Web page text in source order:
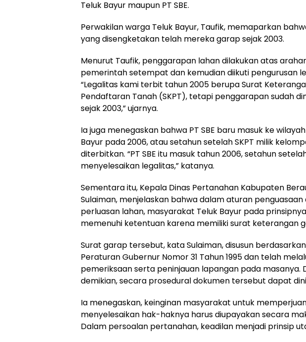
Teluk Bayur maupun PT SBE.
Perwakilan warga Teluk Bayur, Taufik, memaparkan
yang disengketakan telah mereka garap sejak 2003.
Menurut Taufik, penggarapan lahan dilakukan atas
pemerintah setempat dan kemudian diikuti pengurusan
“Legalitas kami terbit tahun 2005 berupa Surat
Pendaftaran Tanah (SKPT), tetapi penggarapan sudah
sejak 2003,” ujarnya.
Ia juga menegaskan bahwa PT SBE baru masuk ke
Bayur pada 2006, atau setahun setelah SKPT milik
diterbitkan. “PT SBE itu masuk tahun 2006, setahun
menyelesaikan legalitas,” katanya.
Sementara itu, Kepala Dinas Pertanahan Kabupaten
Sulaiman, menjelaskan bahwa dalam aturan penguasaan
perluasan lahan, masyarakat Teluk Bayur pada
memenuhi ketentuan karena memiliki surat keterangan
Surat garap tersebut, kata Sulaiman, disusun berdasarkan
Peraturan Gubernur Nomor 31 Tahun 1995 dan telah
pemeriksaan serta peninjauan lapangan pada masanya.
demikian, secara prosedural dokumen tersebut dapat
Ia menegaskan, keinginan masyarakat untuk
menyelesaikan hak-haknya harus diupayakan secara
Dalam persoalan pertanahan, keadilan menjadi prinsip